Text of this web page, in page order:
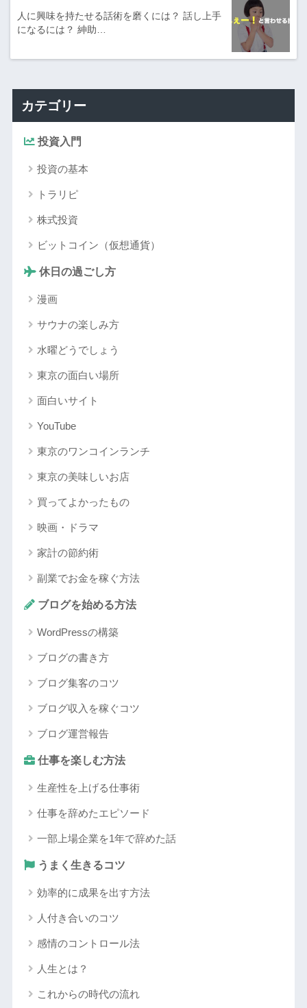
人に興味を持たせる話術を磨くには？ 話し上手
になるには？ 紳助…
カテゴリー
投資入門
投資の基本
トラリピ
株式投資
ビットコイン（仮想通貨）
休日の過ごし方
漫画
サウナの楽しみ方
水曜どうでしょう
東京の面白い場所
面白いサイト
YouTube
東京のワンコインランチ
東京の美味しいお店
買ってよかったもの
映画・ドラマ
家計の節約術
副業でお金を稼ぐ方法
ブログを始める方法
WordPressの構築
ブログの書き方
ブログ集客のコツ
ブログ収入を稼ぐコツ
ブログ運営報告
仕事を楽しむ方法
生産性を上げる仕事術
仕事を辞めたエピソード
一部上場企業を1年で辞めた話
うまく生きるコツ
効率的に成果を出す方法
人付き合いのコツ
感情のコントロール法
人生とは？
これからの時代の流れ